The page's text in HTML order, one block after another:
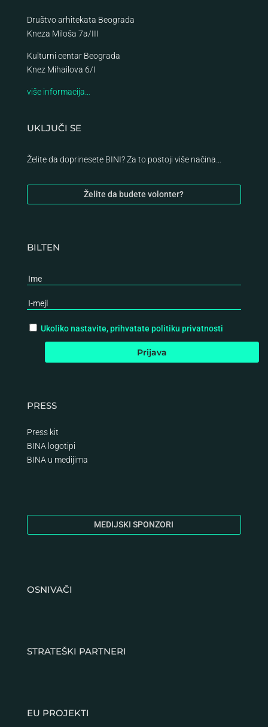
Društvo arhitekata Beograda
Kneza Miloša 7a/III
Kulturni centar Beograda
Knez Mihailova 6/I
više informacija…
UKLJUČI SE
Želite da doprinesete BINI? Za to postoji više načina…
Želite da budete volonter?
BILTEN
Ukoliko nastavite, prihvatate politiku privatnosti
PRESS
Press kit
BINA logotipi
BINA u medijima
MEDIJSKI SPONZORI
OSNIVAČI
STRATEŠKI PARTNERI
EU PROJEKTI